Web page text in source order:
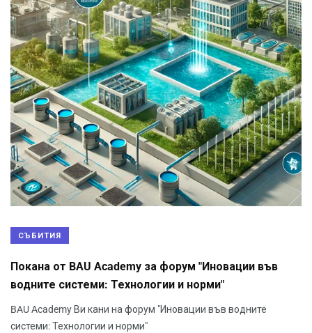
СЪБИТИЯ
Покана от BAU Academy за форум "Иновации във
водните системи: Технологии и норми"
BAU Academy Ви кани на форум "Иновации във водните
системи: Технологии и норми"